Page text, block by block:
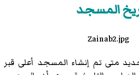
المسجد
متى تم إنشاء المسجد أعلى قبر